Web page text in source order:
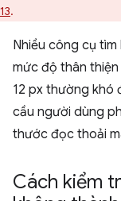
13.
Nhiều công cụ
mức độ thân
12 px thường khó
cầu người dùng
thước đọc thoải
Cách kiểm